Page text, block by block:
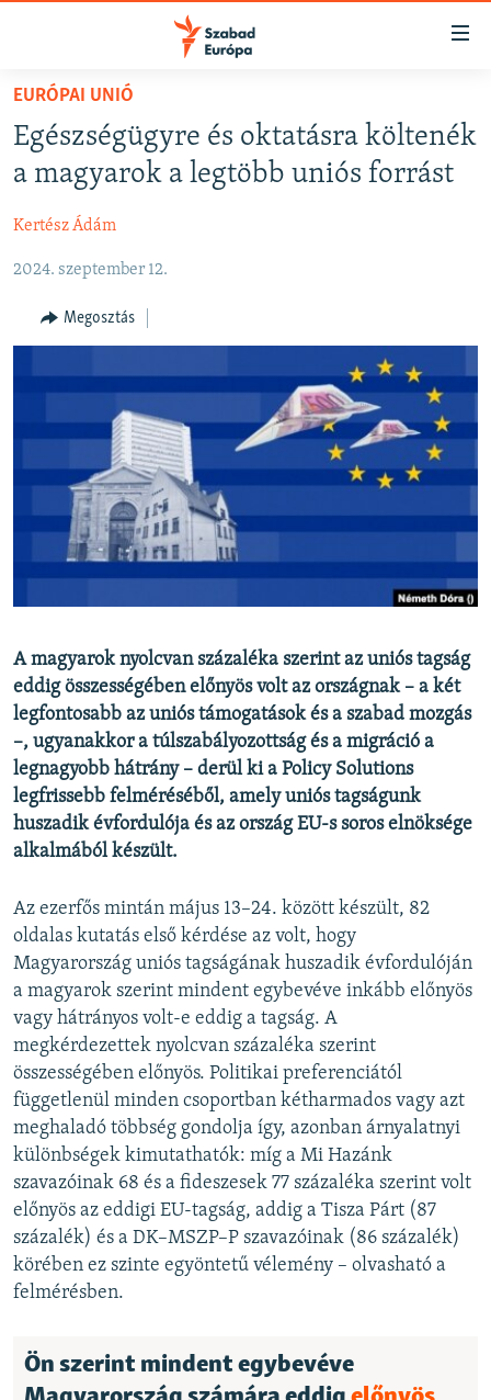
Akadálymentes
Ugrás
fő
oldalra
Ugrás
AKTUÁLIS
PODCASTOK
VIDEÓK
ELEMZŐ
NER15
TÁRSADALOM
DEMOKRÁCIA
A PÉNZ NYOMÁBAN
EURÓPAI UNIÓ
KÖVESSEN MINKET!
Valamennyi RFE/RL weboldal
EURÓPAI UNIÓ
Egészségügyre és oktatásra költenék
a magyarok a legtöbb uniós forrást
Kertész Ádám
2024. szeptember 12.
Megosztás
A magyarok nyolcvan százaléka szerint az uniós tagság
eddig összességében előnyös volt az országnak – a két
legfontosabb az uniós támogatások és a szabad mozgás
–, ugyanakkor a túlszabályozottság és a migráció a
legnagyobb hátrány – derül ki a Policy Solutions
legfrissebb felméréséből, amely uniós tagságunk
huszadik évfordulója és az ország EU-s soros elnöksége
alkalmából készült.
Az ezerfős mintán május 13–24. között készült, 82
oldalas kutatás első kérdése az volt, hogy
Magyarország uniós tagságának huszadik évfordulóján
a magyarok szerint mindent egybevéve inkább előnyös
vagy hátrányos volt-e eddig a tagság. A
megkérdezettek nyolcvan százaléka szerint
összességében előnyös. Politikai preferenciától
függetlenül minden csoportban kétharmados vagy azt
meghaladó többség gondolja így, azonban árnyalatnyi
különbségek kimutathatók: míg a Mi Hazánk
szavazóinak 68 és a fideszesek 77 százaléka szerint volt
előnyös az eddigi EU-tagság, addig a Tisza Párt (87
százalék) és a DK–MSZP–P szavazóinak (86 százalék)
körében ez szinte egyöntetű vélemény – olvasható a
felmérésben.
FELIRATKOZÁS